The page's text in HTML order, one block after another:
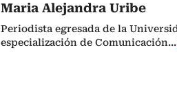
Maria Alejandra Uribe
Periodista egresada de la
especialización de Comunicación...